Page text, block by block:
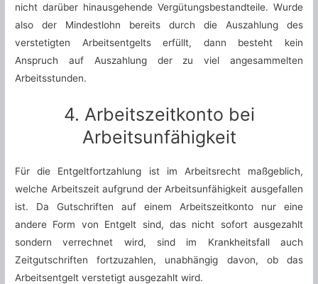
nicht darüber hinausgehende Vergütungsbestandteile. Wurde
also der Mindestlohn bereits durch die Auszahlung des
verstetigten Arbeitsentgelts erfüllt, dann besteht kein
Anspruch auf Auszahlung der zu viel angesammelten
Arbeitsstunden.
4. Arbeitszeitkonto bei
Arbeitsunfähigkeit
Für die Entgeltfortzahlung ist im Arbeitsrecht maßgeblich,
welche Arbeitszeit aufgrund der Arbeitsunfähigkeit ausgefallen
ist. Da Gutschriften auf einem Arbeitszeitkonto nur eine
andere Form von Entgelt sind, das nicht sofort ausgezahlt
sondern verrechnet wird, sind im Krankheitsfall auch
Zeitgutschriften fortzuzahlen, unabhängig davon, ob das
Arbeitsentgelt verstetigt ausgezahlt wird.